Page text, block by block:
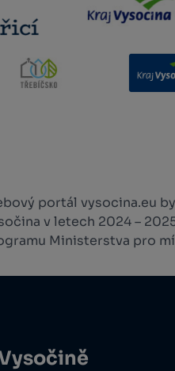
portál vysocina.eu
v letech 2024 –
Ministerstva pro